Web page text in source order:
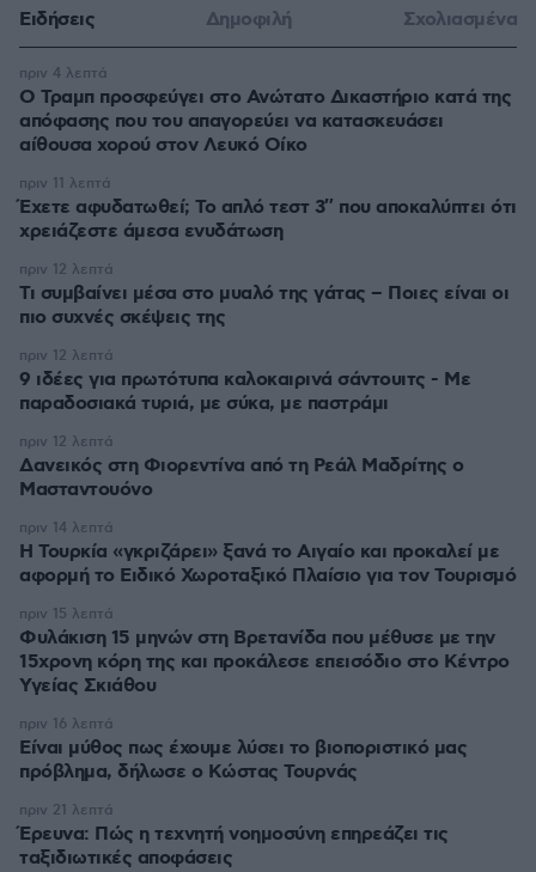
Ειδήσεις Δημοφιλή Σχολιασμένα
Ο Τραμπ προσφεύγει στο Ανώτατο Δικαστήριο κατά της
απόφασης που του απαγορεύει να κατασκευάσει
αίθουσα χορού στον Λευκό Οίκο
πριν 4 λεπτά
Έχετε αφυδατωθεί; Το απλό τεστ 3″ που αποκαλύπτει ότι
χρειάζεστε άμεσα ενυδάτωση
πριν 11 λεπτά
Τι συμβαίνει μέσα στο μυαλό της γάτας – Ποιες είναι οι
πιο συχνές σκέψεις της
πριν 12 λεπτά
9 ιδέες για πρωτότυπα καλοκαιρινά σάντουιτς - Με
παραδοσιακά τυριά, με σύκα, με παστράμι
πριν 12 λεπτά
Δανεικός στη Φιορεντίνα από τη Ρεάλ Μαδρίτης ο
Μασταντουόνο
πριν 12 λεπτά
Η Τουρκία «γκριζάρει» ξανά το Αιγαίο και προκαλεί με
αφορμή το Ειδικό Χωροταξικό Πλαίσιο για τον Τουρισμό
πριν 14 λεπτά
Φυλάκιση 15 μηνών στη Βρετανίδα που μέθυσε με την
15χρονη κόρη της και προκάλεσε επεισόδιο στο Κέντρο
Υγείας Σκιάθου
πριν 15 λεπτά
Είναι μύθος πως έχουμε λύσει το βιοποριστικό μας
πρόβλημα, δήλωσε ο Κώστας Τουρνάς
πριν 16 λεπτά
Έρευνα: Πώς η τεχνητή νοημοσύνη επηρεάζει τις
ταξιδιωτικές αποφάσεις
πριν 21 λεπτά